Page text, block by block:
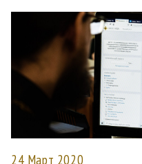
24 Март 2020